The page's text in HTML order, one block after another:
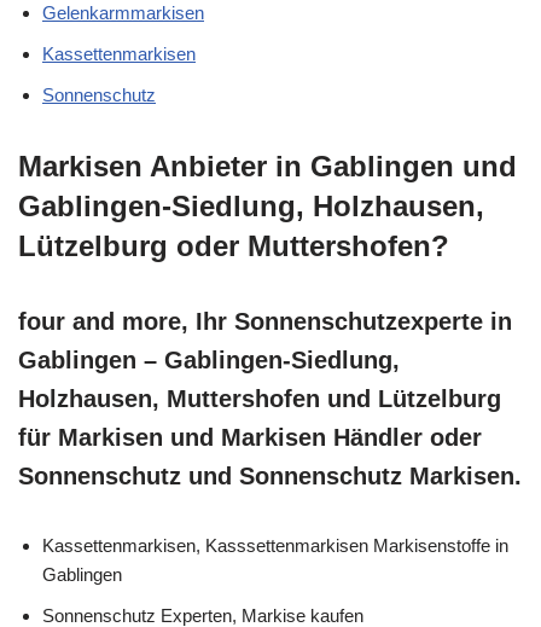
Gelenkarmmarkisen
Kassettenmarkisen
Sonnenschutz
Markisen Anbieter in Gablingen und
Gablingen-Siedlung, Holzhausen,
Lützelburg oder Muttershofen?
four and more, Ihr Sonnenschutzexperte in
Gablingen – Gablingen-Siedlung,
Holzhausen, Muttershofen und Lützelburg
für Markisen und Markisen Händler oder
Sonnenschutz und Sonnenschutz Markisen.
Kassettenmarkisen, Kasssettenmarkisen Markisenstoffe in
Gablingen
Sonnenschutz Experten, Markise kaufen